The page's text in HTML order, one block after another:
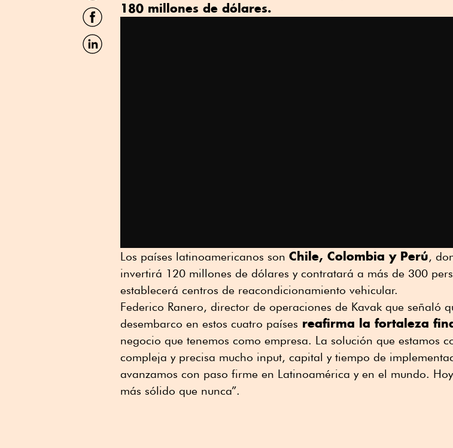
Twitter
Compartir
por
Facebook
Compartir
por
180 millones de dólares.
Los países latinoamericanos son Chile, Colombia y Perú,
invertirá 120 millones de dólares y contratará a más de 300
establecerá centros de reacondicionamiento vehicular.
Federico Ranero, director de operaciones de Kavak que señaló
desembarco en estos cuatro países reafirma la fortaleza
negocio que tenemos como empresa. La solución que estamos
compleja y precisa mucho input, capital y tiempo de
avanzamos con paso firme en Latinoamérica y en el mundo.
más sólido que nunca”.